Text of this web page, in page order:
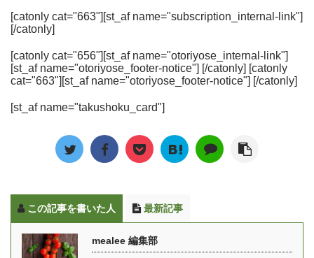
回10食セットで届き、1
食あたりの価格は500円
台（税込）。 ゆいこ宅配
便で届く冷凍弁当・宅食
（食事宅配）の中では最
安レベルです。 今回はそ
のシリーズ、「ほほえみ
御膳」を全10食たべたレ
セプトや、これから目指
お話を伺いました。 「マ
マの休食」をはじめたき
っかけとは？ mealee 今
に自己紹介をお願いいた
します。 しき：「ママの
を求めて成城石井の店舗
へ スーパーマーケット成
ン、チーズ、自家製惣
菜、生鮮食品、輸入菓子
外各地から取り寄せた、
えていることで有名で
す。 だいすけちょっとい
な高級スーパーというイ
メージですね。 その成城
石井が、食品・お弁当ト
レー製造メーカー最大手
ママの休食は管理栄養士
宅食サービスです。その
名前の通り、徹底的に妊
一番つらい家事といわれ
る「料理」の手間からマ
は生まれています。 冷凍
[catonly cat="663"][st_af name="subscription_internal-link"]
[/catonly]
[catonly cat="656"][st_af name="otoriyose_internal-link"]
[st_af name="otoriyose_footer-notice"] [/catonly] [catonly
cat="663"][st_af name="otoriyose_footer-notice"] [/catonly]
[st_af name="takushoku_card"]
この記事を書いた人 最新記事
mealee 編集部